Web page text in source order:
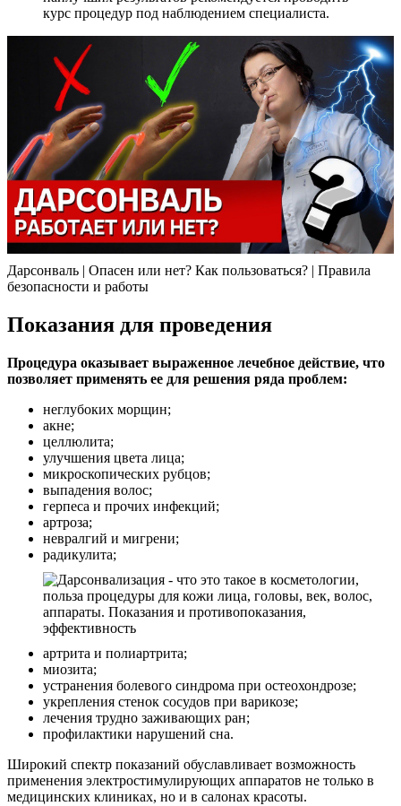
курс процедур под наблюдением специалиста.
Дарсонваль | Опасен или нет? Как пользоваться? | Правила
безопасности и работы
Показания для проведения
Процедура оказывает выраженное лечебное действие, что
позволяет применять ее для решения ряда проблем:
неглубоких морщин;
акне;
целлюлита;
улучшения цвета лица;
микроскопических рубцов;
выпадения волос;
герпеса и прочих инфекций;
артроза;
невралгий и мигрени;
радикулита;
артрита и полиартрита;
миозита;
устранения болевого синдрома при остеохондрозе;
укрепления стенок сосудов при варикозе;
лечения трудно заживающих ран;
профилактики нарушений сна.
Широкий спектр показаний обуславливает возможность
применения электростимулирующих аппаратов не только в
медицинских клиниках, но и в салонах красоты.